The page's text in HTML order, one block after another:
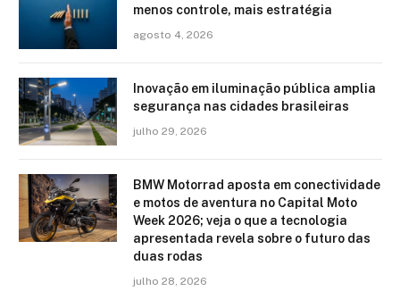
menos controle, mais estratégia
agosto 4, 2026
Inovação em iluminação pública amplia
segurança nas cidades brasileiras
julho 29, 2026
BMW Motorrad aposta em conectividade
e motos de aventura no Capital Moto
Week 2026; veja o que a tecnologia
apresentada revela sobre o futuro das
duas rodas
julho 28, 2026